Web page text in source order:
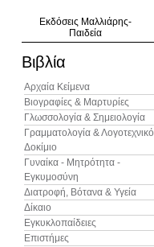
Εκδόσεις Μαλλιάρης-
Παιδεία
Βιβλία
Αρχαία Κείμενα
Βιογραφίες & Μαρτυρίες
Γλωσσολογία & Σημειολογία
Γραμματολογία & Λογοτεχνικό
Δοκίμιο
Γυναίκα - Μητρότητα -
Εγκυμοσύνη
Διατροφή, Βότανα & Υγεία
Δίκαιο
Εγκυκλοπαίδειες
Επιστήμες